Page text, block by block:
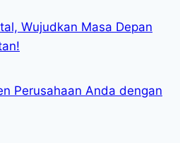
Wujudkan Masa Depan
Perusahaan Anda dengan